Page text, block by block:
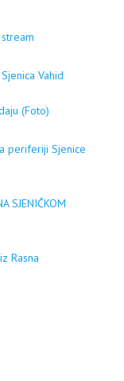
Vahid
(Foto)
periferiji Sjenice
SJENIČKOM
Rasna